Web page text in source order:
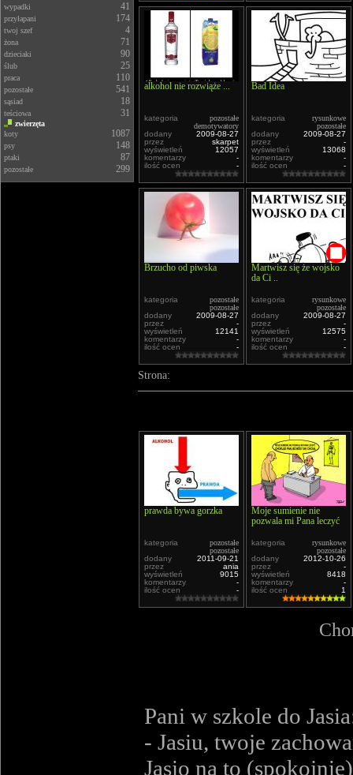
wypadki 41
przyłapani 174
twoj szef 4
żona 71
dzieciaki 90
ślub 25
praca 110
pozostałe 541
sąsiad 18
teściowa 31
zwierzęta
koty
1087
psy 148
ptaki 87
pozostałe 299
alkohol nie rozwiąże ...
kategoria
pozostałe
demotywatory
dodany
2009-08-27
przez
skarpet
wyświetleń
12057
komentarzy
-
ilość ocen
-
Bad Idea
kategoria
rysunkowe
pozostałe
dodany
2009-08-27
przez
-
wyświetleń
13068
komentarzy
-
ilość ocen
-
Brzucho od piwska
kategoria
pozostałe
pozostałe
dodany
2009-08-27
przez
-
wyświetleń
12141
komentarzy
-
ilość ocen
-
Martwisz się że wojsko
da Ci ..
kategoria
rysunkowe
pozostałe
dodany
2009-08-27
przez
-
wyświetleń
12575
komentarzy
-
ilość ocen
-
Strona:
prawda bywa gorzka
kategoria
pozostałe
pozostałe
dodany
2011-09-21
przez
ania
wyświetleń
9015
komentarzy
-
ilość ocen
-
Moje sumienie nie
pozwala mi Pana leczyć
kategoria
rysunkowe
pozostałe
dodany
2012-10-26
przez
-
wyświetleń
8418
komentarzy
-
ilość ocen
1
Pani w szkole do
- Jasiu, twoje
Jasio na to